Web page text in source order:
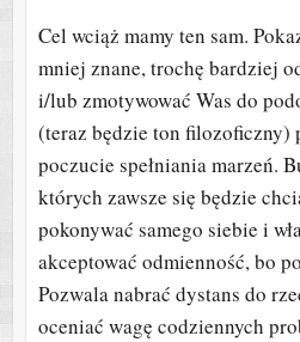
Cel wciąż mamy ten sam.
mniej znane, trochę bardziej
i/lub zmotywować Was do
(teraz będzie ton filozoficzny)
poczucie spełniania marzeń.
których zawsze się będzie
pokonywać samego siebie i
akceptować odmienność, bo
Pozwala nabrać dystans do
oceniać wagę codziennych